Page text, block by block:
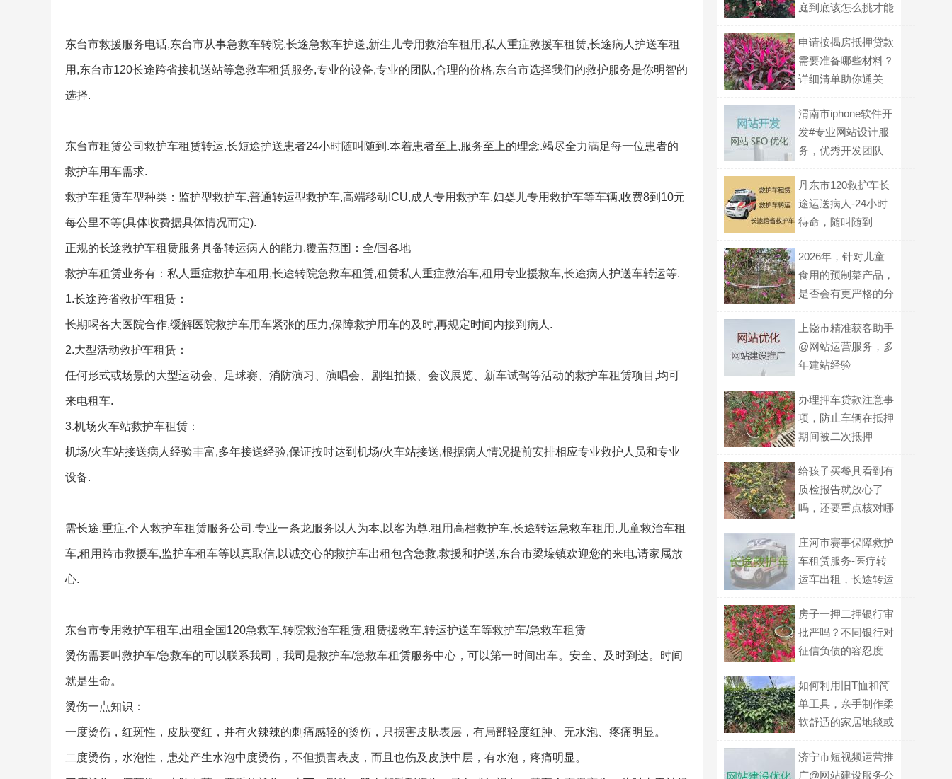
东台市救援服务电话,东台市从事急救车转院,长途急救车护送,新生儿专用救治车租用,私人重症救援车租赁,长途病人护送车租
用,东台市120长途跨省接机送站等急救车租赁服务,专业的设备,专业的团队,合理的价格,东台市选择我们的救护服务是你明智的
选择.
东台市租赁公司救护车租赁转运,长短途护送患者24小时随叫随到.本着患者至上,服务至上的理念.竭尽全力满足每一位患者的
救护车用车需求.
救护车租赁车型种类：监护型救护车,普通转运型救护车,高端移动ICU,成人专用救护车,妇婴儿专用救护车等车辆,收费8到10元
每公里不等(具体收费据具体情况而定).
正规的长途救护车租赁服务具备转运病人的能力.覆盖范围：全/国各地
救护车租赁业务有：私人重症救护车租用,长途转院急救车租赁,租赁私人重症救治车,租用专业援救车,长途病人护送车转运等.
1.长途跨省救护车租赁：
长期喝各大医院合作,缓解医院救护车用车紧张的压力,保障救护用车的及时,再规定时间内接到病人.
2.大型活动救护车租赁：
任何形式或场景的大型运动会、足球赛、消防演习、演唱会、剧组拍摄、会议展览、新车试驾等活动的救护车租赁项目,均可
来电租车.
3.机场火车站救护车租赁：
机场/火车站接送病人经验丰富,多年接送经验,保证按时达到机场/火车站接送,根据病人情况提前安排相应专业救护人员和专业
设备.
需长途,重症,个人救护车租赁服务公司,专业一条龙服务以人为本,以客为尊.租用高档救护车,长途转运急救车租用,儿童救治车租
车,租用跨市救援车,监护车租车等以真取信,以诚交心的救护车出租包含急救,救援和护送,东台市梁垛镇欢迎您的来电,请家属放
心.
东台市专用救护车租车,出租全国120急救车,转院救治车租赁,租赁援救车,转运护送车等救护车/急救车租赁
烫伤需要叫救护车/急救车的可以联系我司，我司是救护车/急救车租赁服务中心，可以第一时间出车。安全、及时到达。时间
就是生命。
烫伤一点知识：
一度烫伤，红斑性，皮肤变红，并有火辣辣的刺痛感轻的烫伤，只损害皮肤表层，有局部轻度红肿、无水泡、疼痛明显。
二度烫伤，水泡性，患处产生水泡中度烫伤，不但损害表皮，而且也伤及皮肤中层，有水泡，疼痛明显。
庭到底该怎么挑才能
申请按揭房抵押贷款
需要准备哪些材料？
详细清单助你通关
渭南市iphone软件开
发#专业网站设计服
务，优秀开发团队
丹东市120救护车长
途运送病人-24小时
待命，随叫随到
2026年，针对儿童
食用的预制菜产品，
是否会有更严格的分
上饶市精准获客助手
@网站运营服务，多
年建站经验
办理押车贷款注意事
项，防止车辆在抵押
期间被二次抵押
给孩子买餐具看到有
质检报告就放心了
吗，还要重点核对哪
庄河市赛事保障救护
车租赁服务-医疗转
运车出租，长途转运
房子一押二押银行审
批严吗？不同银行对
征信负债的容忍度
如何利用旧T恤和简
单工具，亲手制作柔
软舒适的家居地毯或
济宁市短视频运营推
广@网站建设服务公